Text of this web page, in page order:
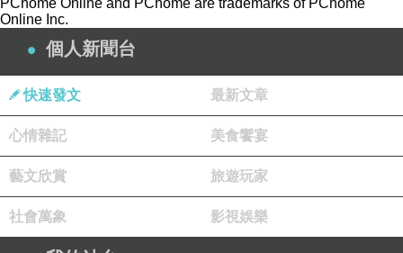
商品特性
從手機上可外接鍵盤、滑鼠、讀卡機、隨身碟、印
表機等,外接硬碟須外接電源驅動
●可於手機上瀏覽儲存於 USB 記憶裝置(如隨身碟)
中的檔案
●可傳輸手機內的相片、影片、文件和其他資料
PChome Online and PChome are trademarks of PChome
Online Inc.
個人新聞台
快速發文 最新文章
心情雜記 美食饗宴
藝文欣賞 旅遊玩家
社會萬象 影視娛樂